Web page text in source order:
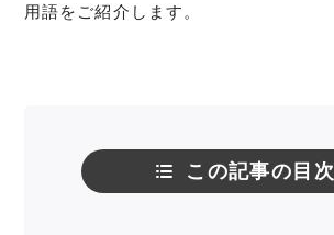
用語をご紹介します。
この記事の目次